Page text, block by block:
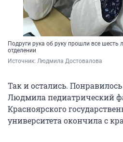
Подруги рука об руку прошли все шесть
отделении
Источник: Людмила Достовалова
Так и остались.
Людмила педиатрический
Красноярского
университета окончила с